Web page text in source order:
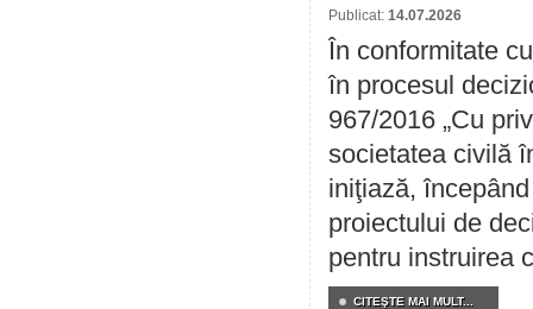
Publicat: 14.07.2026
În conformitate
în procesul
967/2016 „Cu
societatea civilă
iniţiază,
proiectului de
pentru instruirea
CITEŞTE MAI MULT...